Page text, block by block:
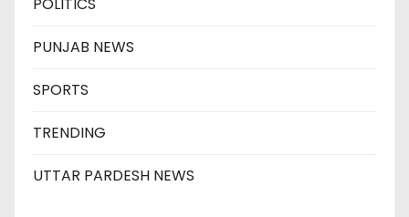
POLITICS
PUNJAB NEWS
SPORTS
TRENDING
UTTAR PARDESH NEWS